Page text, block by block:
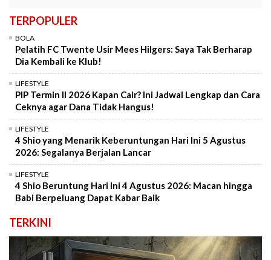
TERPOPULER
BOLA
Pelatih FC Twente Usir Mees Hilgers: Saya Tak Berharap
Dia Kembali ke Klub!
LIFESTYLE
PIP Termin II 2026 Kapan Cair? Ini Jadwal Lengkap dan Cara
Ceknya agar Dana Tidak Hangus!
LIFESTYLE
4 Shio yang Menarik Keberuntungan Hari Ini 5 Agustus
2026: Segalanya Berjalan Lancar
LIFESTYLE
4 Shio Beruntung Hari Ini 4 Agustus 2026: Macan hingga
Babi Berpeluang Dapat Kabar Baik
TERKINI